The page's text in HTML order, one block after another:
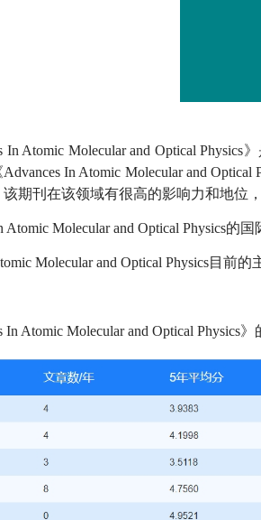
In Atomic Molecular and Optical
In Atomic Molecular and
期刊在该领域有很高的影响力和地位
Atomic Molecular and Optical Physics的
Molecular and Optical Physics目前的
In Atomic Molecular and Optical